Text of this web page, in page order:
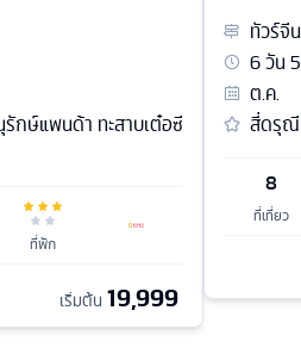
กษ์แพนด้า ทะสาบเต๋อซี
ที่พัก
เริ่มต้น 19,999
ทัวร์จีน
6วัน5
ต.ค.
สี่ดรุณี
8
ที่เที่ยว